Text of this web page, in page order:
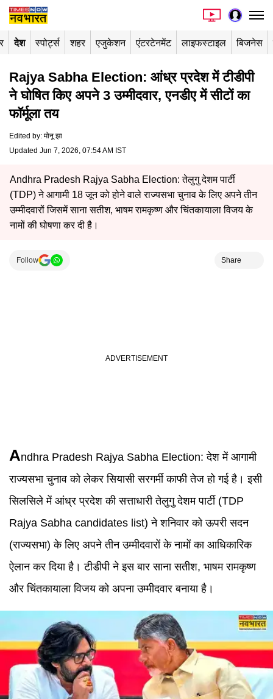
देश स्पोर्ट्स शहर एजुकेशन एंटरटेनमेंट लाइफस्टाइल बिजनेस
Rajya Sabha Election: आंध्र प्रदेश में टीडीपी
ने घोषित किए अपने 3 उम्मीदवार, एनडीए में सीटों का
फॉर्मूला तय
Edited by: मोनू झा
Updated Jun 7, 2026, 07:54 AM IST
Andhra Pradesh Rajya Sabha Election: तेलुगु देशम पार्टी
(TDP) ने आगामी 18 जून को होने वाले राज्यसभा चुनाव के लिए अपने तीन
उम्मीदवारों जिसमें साना सतीश, भाषम रामकृष्ण और चिंतकायाला विजय के
नामों की घोषणा कर दी है।
Follow Share
Andhra Pradesh Rajya Sabha Election: देश में आगामी
राज्यसभा चुनाव को लेकर सियासी सरगर्मी काफी तेज हो गई है। इसी
सिलसिले में आंध्र प्रदेश की सत्ताधारी तेलुगु देशम पार्टी (TDP
Rajya Sabha candidates list) ने शनिवार को ऊपरी सदन
(राज्यसभा) के लिए अपने तीन उम्मीदवारों के नामों का आधिकारिक
ऐलान कर दिया है। टीडीपी ने इस बार साना सतीश, भाषम रामकृष्ण
और चिंतकायाला विजय को अपना उम्मीदवार बनाया है।